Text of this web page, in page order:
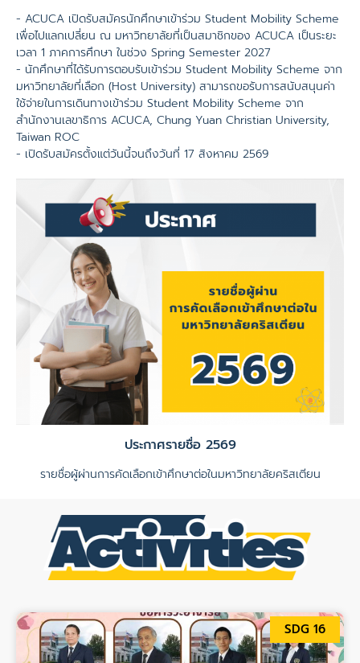
- ACUCA เปิดรับสมัครนักศึกษาเข้าร่วม Student Mobility Scheme
เพื่อไปแลกเปลี่ยน ณ มหาวิทยาลัยที่เป็นสมาชิกของ ACUCA เป็นระยะ
เวลา 1 ภาคการศึกษา ในช่วง Spring Semester 2027
- นักศึกษาที่ได้รับการตอบรับเข้าร่วม Student Mobility Scheme จาก
มหาวิทยาลัยที่เลือก (Host University) สามารถขอรับการสนับสนุนค่า
ใช้จ่ายในการเดินทางเข้าร่วม Student Mobility Scheme จาก
สำนักงานเลขาธิการ ACUCA, Chung Yuan Christian University,
Taiwan ROC
- เปิดรับสมัครตั้งแต่วันนี้จนถึงวันที่ 17 สิงหาคม 2569
ประกาศรายชื่อ 2569
รายชื่อผู้ผ่านการคัดเลือกเข้าศึกษาต่อในมหาวิทยาลัยคริสเตียน
SDG 16